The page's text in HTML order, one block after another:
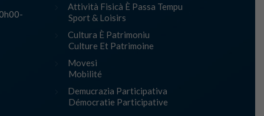
Attività Fisicà È Passa Tempu
Sport & Loisirs
Cultura È Patrimoniu
Culture Et Patrimoine
Movesi
Mobilité
Demucrazia Participativa
Démocratie Participative